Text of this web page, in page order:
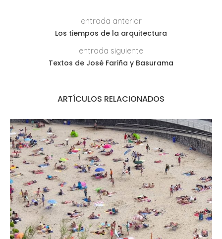
entrada anterior
Los tiempos de la arquitectura
entrada siguiente
Textos de José Fariña y Basurama
ARTÍCULOS RELACIONADOS